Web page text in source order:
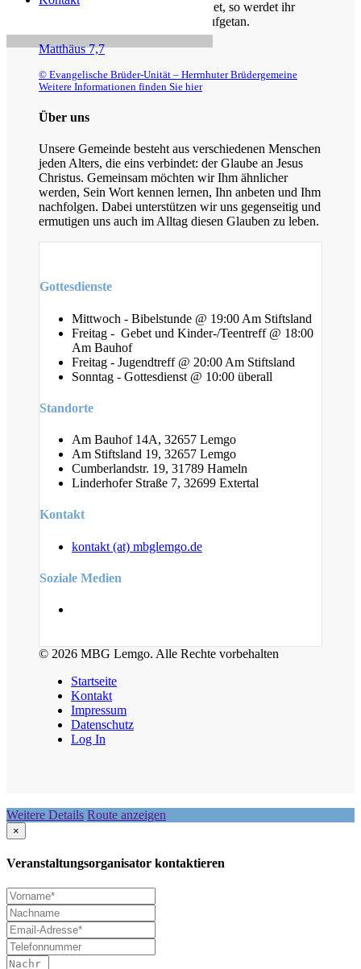
Bittet, so wird euch gegeben; suchet, so werdet ihr
finden; klopfet an, so wird euch aufgetan.
Matthäus 7,7
© Evangelische Brüder-Unität – Herrnhuter Brüdergemeine
Weitere Informationen finden Sie hier
Über uns
Unsere Gemeinde besteht aus verschiedenen Menschen
jeden Alters, die eins verbindet: der Glaube an Jesus
Christus. Gemeinsam möchten wir Ihm ähnlicher
werden, Sein Wort kennen lernen, Ihn anbeten und Ihm
nachfolgen. Dabei unterstützen wir uns gegenseitig und
ermutigen uns auch im Alltag diesen Glauben zu leben.
Gottesdienste
Mittwoch - Bibelstunde @ 19:00 Am Stiftsland
Freitag - Gebet und Kinder-/Teentreff @ 18:00
Am Bauhof
Freitag - Jugendtreff @ 20:00 Am Stiftsland
Sonntag - Gottesdienst @ 10:00 überall
Standorte
Am Bauhof 14A, 32657 Lemgo
Am Stiftsland 19, 32657 Lemgo
Cumberlandstr. 19, 31789 Hameln
Linderhofer Straße 7, 32699 Extertal
Kontakt
kontakt (at) mbglemgo.de
Soziale Medien
© 2026 MBG Lemgo. Alle Rechte vorbehalten
Startseite
Kontakt
Impressum
Datenschutz
Log In
Weitere Details Route anzeigen
×
Veranstaltungsorganisator kontaktieren